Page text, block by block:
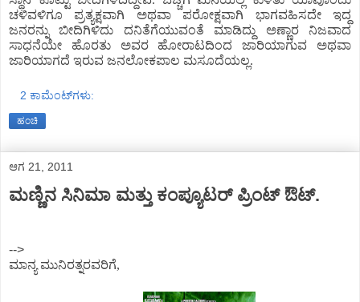
ಚಳಿವಳಿಗೂ ಪ್ರತ್ಯಕ್ಷವಾಗಿ ಅಥವಾ ಪರೋಕ್ಷವಾಗಿ ಭಾಗವಹಿಸದೇ ಇದ್ದ
ಜನರನ್ನು ಬೀದಿಗಿಳಿದು ದನಿತೆಗೆಯುವಂತೆ ಮಾಡಿದ್ದು ಅಣ್ಣಾರ ನಿಜವಾದ
ಸಾಧನೆಯೇ ಹೊರತು ಅವರ ಹೋರಾಟದಿಂದ ಜಾರಿಯಾಗುವ ಅಥವಾ
ಜಾರಿಯಾಗದೆ ಇರುವ ಜನಲೋಕಪಾಲ ಮಸೂದೆಯಲ್ಲ.
2 ಕಾಮೆಂಟ್‌ಗಳು:
ಹಂಚಿ
ಆಗ 21, 2011
ಮಣ್ಣಿನ ಸಿನಿಮಾ ಮತ್ತು ಕಂಪ್ಯೂಟರ್ ಪ್ರಿಂಟ್ ಔಟ್.
-->
ಮಾನ್ಯ ಮುನಿರತ್ನರವರಿಗೆ,